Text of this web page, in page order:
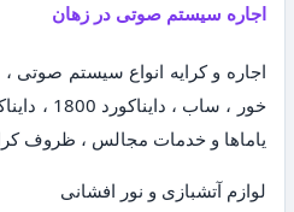
اجاره سیستم صوتی در زهان
اجاره و کرایه انواع سیستم صوتی ،
یاماها و خدمات مجالس ، ظروف
لوازم آتشبازی و نور افشانی